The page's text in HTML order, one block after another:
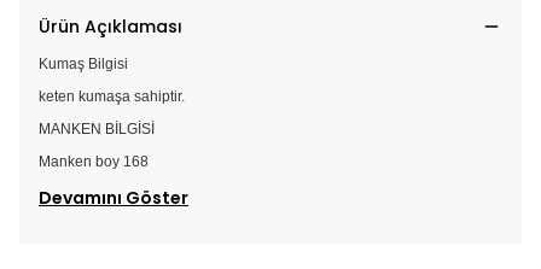
Ürün Açıklaması
Kumaş Bilgisi
keten kumaşa sahiptir.
MANKEN BİLGİSİ
Manken boy 168
Devamını Göster